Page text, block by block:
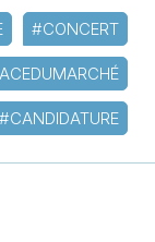
#CONCERT
#CANDIDATURE